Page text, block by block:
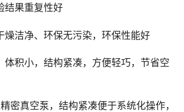
结果重复性好
燥洁净、环保无污染，环保性能好
体积小，结构紧凑，方便轻巧，节省空
密真空泵，结构紧凑便于系统化操作，